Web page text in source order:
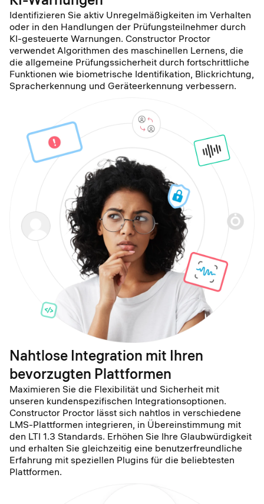
für eine effiziente Prüfung
und Zertifizierung.
überprüft ein menschlicher
Prüfer die Aufzeichnungen,
um Genauigkeit und
Integrität sicherzustellen.
Bericht enthalten
Schlussfolgerung durch
einen menschlichen Prüfer
zu 150 Kandidaten.
Die Schlussfolgerungen
werden vom Prüfer
gezogen, was eine
gründliche Bewertung und
Überwachung
gewährleistet.
Senden von
Massennachrichten an alle
Kandidaten
Schlussfolgerung durch
einen menschlichen Prüfer
Identifizieren Sie aktiv Unregelmäßigkeiten im Verhalten
oder in den Handlungen der Prüfungsteilnehmer durch
KI-gesteuerte Warnungen. Constructor Proctor
verwendet Algorithmen des maschinellen Lernens, die
die allgemeine Prüfungssicherheit durch fortschrittliche
Funktionen wie biometrische Identifikation, Blickrichtung,
Spracherkennung und Geräteerkennung verbessern.
Nahtlose Integration mit Ihren
bevorzugten Plattformen
Maximieren Sie die Flexibilität und Sicherheit mit
unseren kundenspezifischen Integrationsoptionen.
Constructor Proctor lässt sich nahtlos in verschiedene
LMS-Plattformen integrieren, in Übereinstimmung mit
den LTI 1.3 Standards. Erhöhen Sie Ihre Glaubwürdigkeit
und erhalten Sie gleichzeitig eine benutzerfreundliche
Erfahrung mit speziellen Plugins für die beliebtesten
Plattformen.